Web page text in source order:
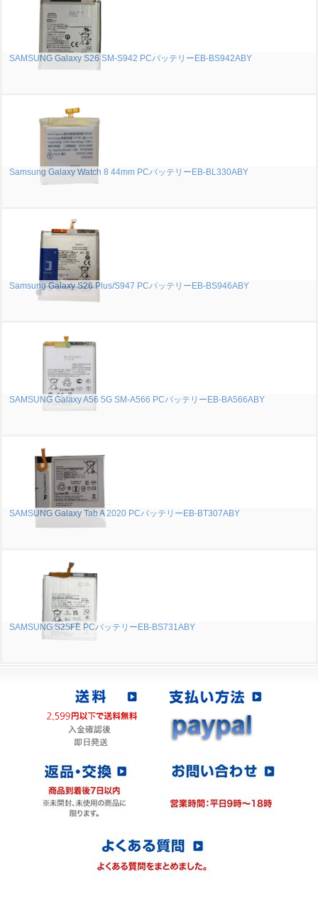
SAMSUNG Galaxy S26 SM-S942 PCバッテリーEB-BS942ABY
Samsung Galaxy Watch 8 44mm PCバッテリーEB-BL330ABY
Samsung Galaxy S26 Plus/S947 PCバッテリーEB-BS946ABY
SAMSUNG Galaxy A56 5G SM-A566 PCバッテリーEB-BA566ABY
SAMSUNG Galaxy Tab A 2020 PCバッテリーEB-BT307ABY
SAMSUNG S25FE PCバッテリーEB-BS731ABY